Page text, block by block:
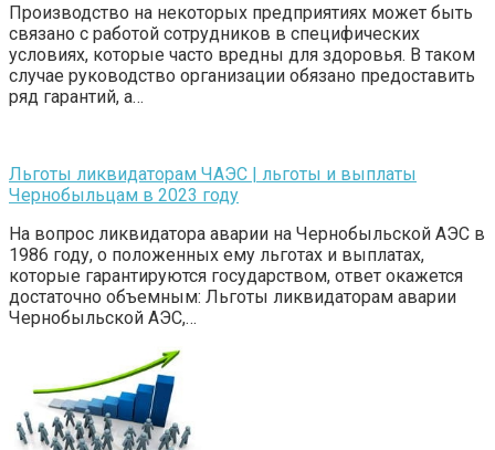
Производство на некоторых предприятиях может быть
связано с работой сотрудников в специфических
условиях, которые часто вредны для здоровья. В таком
случае руководство организации обязано предоставить
ряд гарантий, а…
Льготы ликвидаторам ЧАЭС | льготы и выплаты
Чернобыльцам в 2023 году
На вопрос ликвидатора аварии на Чернобыльской АЭС в
1986 году, о положенных ему льготах и выплатах,
которые гарантируются государством, ответ окажется
достаточно объемным: Льготы ликвидаторам аварии
Чернобыльской АЭС,…